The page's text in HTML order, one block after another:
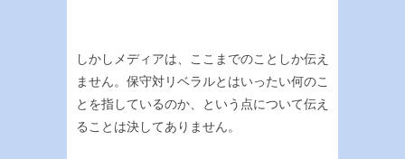
しかしメディアは、ここまでのことしか伝え
ません。保守対リベラルとはいったい何のこ
とを指しているのか、という点について伝え
ることは決してありません。